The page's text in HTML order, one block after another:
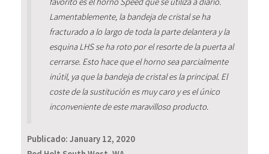
Lamentablemente, la bandeja de cristal se ha
fracturado a lo largo de toda la parte delantera y la
esquina LHS se ha roto por el resorte de la puerta al
cerrarse. Esto hace que el horno sea parcialmente
inútil, ya que la bandeja de cristal es la principal. El
coste de la sustitución es muy caro y es el único
inconveniente de este maravilloso producto.
Publicado: January 12, 2020